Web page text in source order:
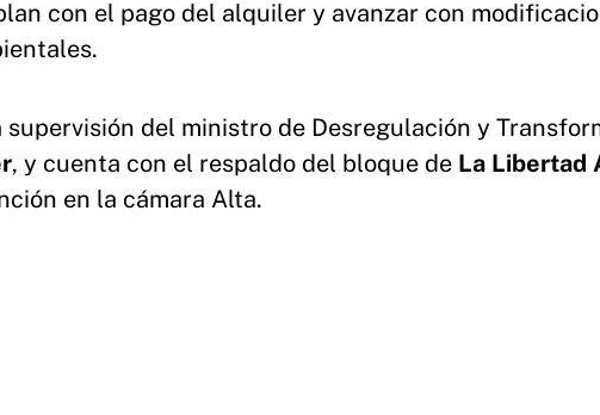
con el pago del alquiler y avanzar con
del ministro de Desregulación y
, y cuenta con el respaldo del bloque de La Libertad
en la cámara Alta.